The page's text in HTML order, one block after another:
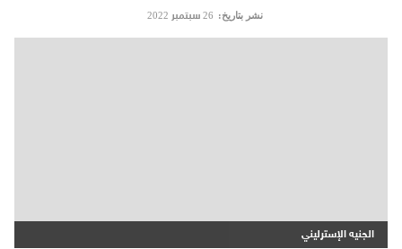
نشر بتاريخ: 26 سبتمبر 2022
الجنيه الإسترليني